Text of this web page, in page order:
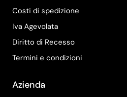
Costi di spedizione
Iva Agevolata
Diritto di Recesso
Termini e condizioni
Azienda